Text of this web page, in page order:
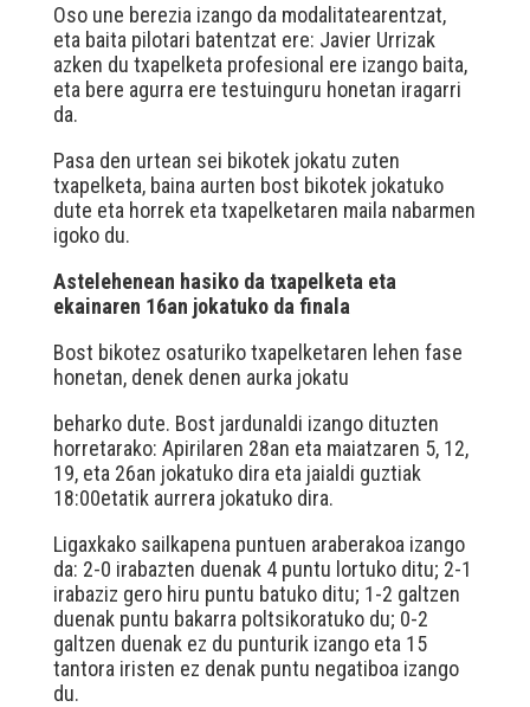
Oso une berezia izango da modalitatearentzat,
eta baita pilotari batentzat ere: Javier Urrizak
azken du txapelketa profesional ere izango baita,
eta bere agurra ere testuinguru honetan iragarri
da.
Pasa den urtean sei bikotek jokatu zuten
txapelketa, baina aurten bost bikotek jokatuko
dute eta horrek eta txapelketaren maila nabarmen
igoko du.
Astelehenean hasiko da txapelketa eta
ekainaren 16an jokatuko da finala
Bost bikotez osaturiko txapelketaren lehen fase
honetan, denek denen aurka jokatu
beharko dute. Bost jardunaldi izango dituzten
horretarako: Apirilaren 28an eta maiatzaren 5, 12,
19, eta 26an jokatuko dira eta jaialdi guztiak
18:00etatik aurrera jokatuko dira.
Ligaxkako sailkapena puntuen araberakoa izango
da: 2-0 irabazten duenak 4 puntu lortuko ditu; 2-1
irabaziz gero hiru puntu batuko ditu; 1-2 galtzen
duenak puntu bakarra poltsikoratuko du; 0-2
galtzen duenak ez du punturik izango eta 15
tantora iristen ez denak puntu negatiboa izango
du.